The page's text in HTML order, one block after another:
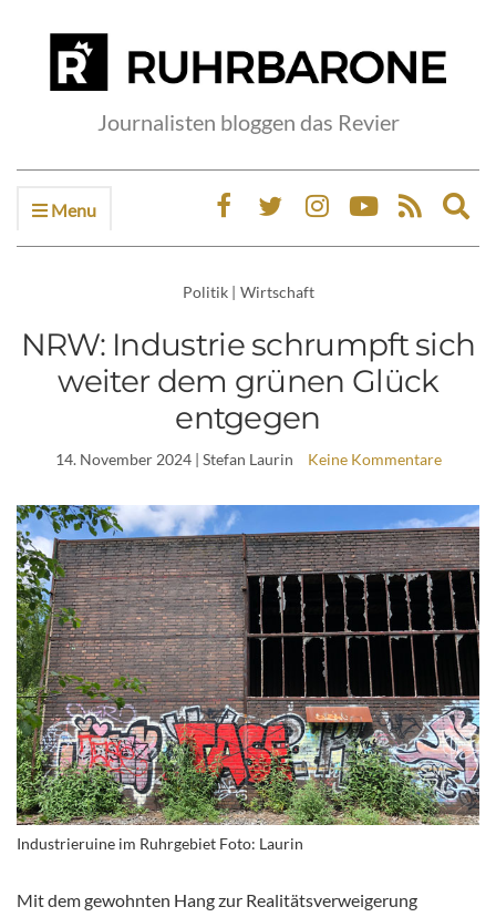
Journalisten bloggen das Revier
Menu
Politik | Wirtschaft
NRW: Industrie schrumpft sich
weiter dem grünen Glück
entgegen
14. November 2024| Stefan Laurin Keine Kommentare
Industrieruine im Ruhrgebiet Foto: Laurin
Mit dem gewohnten Hang zur Realitätsverweigerung